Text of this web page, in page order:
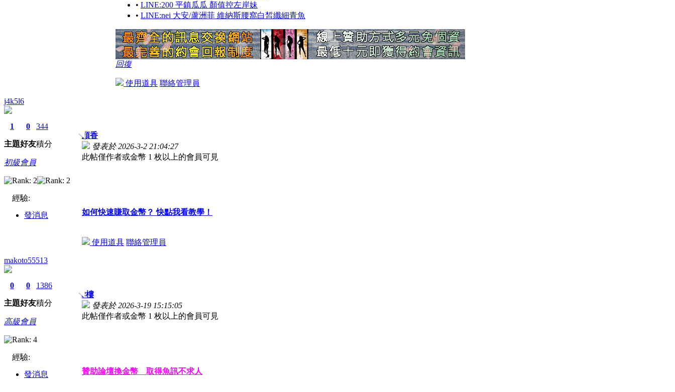
• LINE:200 平鎮瓜瓜 顏值控左岸妹
• LINE:nei 大安/蘆洲菲 維納斯腰窩白皙纖細青魚
回復
使用道具 聯絡管理員
j4k5l6
1
主題
0
好友
344
積分
初級會員
經驗:
發消息
頭香
發表於 2026-3-2 21:04:27
此帖僅作者或金幣 1 枚以上的會員可見
如何快速賺取金幣？ 快點我看教學！
使用道具 聯絡管理員
makoto55513
0
主題
0
好友
1386
積分
高級會員
經驗:
發消息
3樓
發表於 2026-3-19 15:15:05
此帖僅作者或金幣 1 枚以上的會員可見
贊助論壇換金幣 取得魚訊不求人